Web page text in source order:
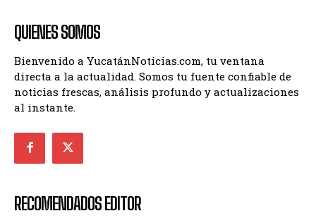
QUIENES SOMOS
Bienvenido a YucatánNoticias.com, tu ventana
directa a la actualidad. Somos tu fuente confiable de
noticias frescas, análisis profundo y actualizaciones
al instante.
RECOMENDADOS EDITOR